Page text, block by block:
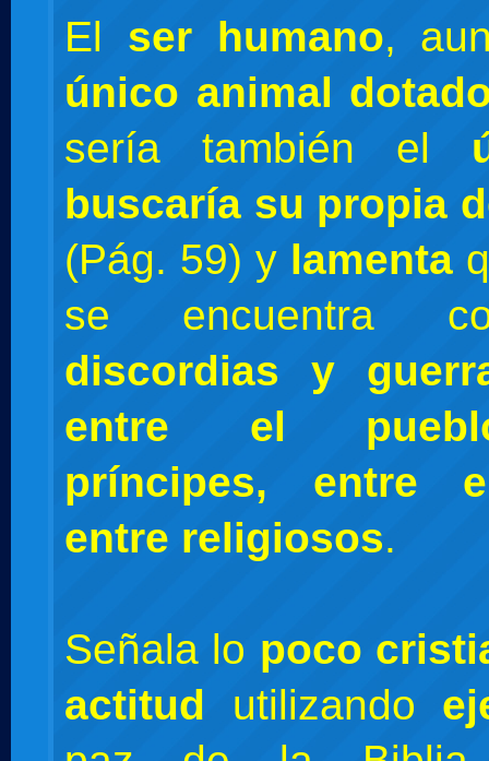
El ser humano,
único animal
sería también el
buscaría su propia
(Pág. 59) y lamenta
se encuentra
discordias y
entre el
príncipes, entre
entre religiosos.
Señala lo poco
actitud utilizando